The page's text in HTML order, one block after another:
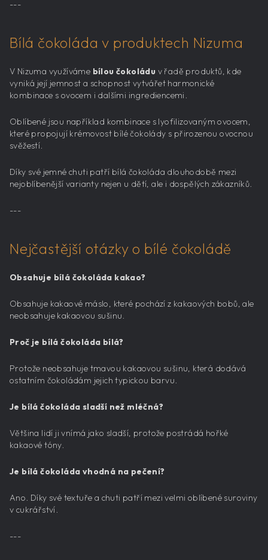
---
Bílá čokoláda v produktech Nizuma
V Nizuma využíváme bílou čokoládu v řadě produktů, kde
vyniká její jemnost a schopnost vytvářet harmonické
kombinace s ovocem i dalšími ingrediencemi.
Oblíbené jsou například kombinace s lyofilizovaným ovocem,
které propojují krémovost bílé čokolády s přirozenou ovocnou
svěžestí.
Díky své jemné chuti patří bílá čokoláda dlouhodobě mezi
nejoblíbenější varianty nejen u dětí, ale i dospělých zákazníků.
---
Nejčastější otázky o bílé čokoládě
Obsahuje bílá čokoláda kakao?
Obsahuje kakaové máslo, které pochází z kakaových bobů, ale
neobsahuje kakaovou sušinu.
Proč je bílá čokoláda bílá?
Protože neobsahuje tmavou kakaovou sušinu, která dodává
ostatním čokoládám jejich typickou barvu.
Je bílá čokoláda sladší než mléčná?
Většina lidí ji vnímá jako sladší, protože postrádá hořké
kakaové tóny.
Je bílá čokoláda vhodná na pečení?
Ano. Díky své textuře a chuti patří mezi velmi oblíbené suroviny
v cukrářství.
---